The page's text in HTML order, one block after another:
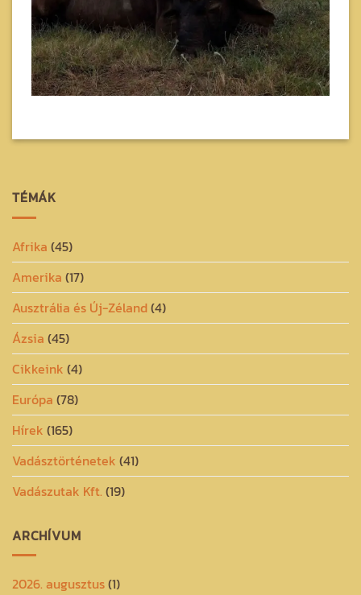
TÉMÁK
Afrika (45)
Amerika (17)
Ausztrália és Új-Zéland(4)
Ázsia (45)
Cikkeink (4)
Európa (78)
Hírek (165)
Vadásztörténetek (41)
Vadászutak Kft. (19)
ARCHÍVUM
2026. augusztus(1)